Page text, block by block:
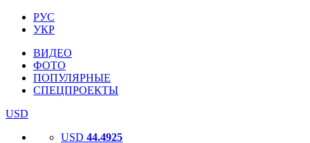
РУС
УКР
ВИДЕО
ФОТО
ПОПУЛЯРНЫЕ
СПЕЦПРОЕКТЫ
USD
USD 44.4925